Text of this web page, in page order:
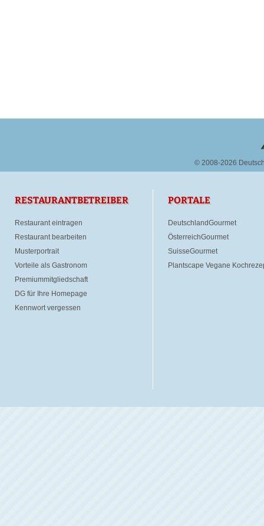
© 2008-2026
RESTAURANTBETREIBER
Restaurant eintragen
Restaurant bearbeiten
Musterportrait
Vorteile als Gastronom
Premiummitgliedschaft
DG für Ihre Homepage
Kennwort vergessen
PORTALE
DeutschlandGourmet
ÖsterreichGourmet
SuisseGourmet
Plantscape Vegane